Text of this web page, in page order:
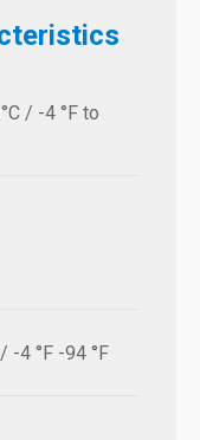
/ -4 °F to
-4 °F -94 °F